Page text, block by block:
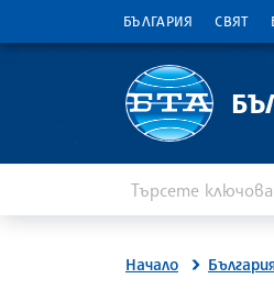
БЪЛГАРИЯ СВЯТ
Начало България